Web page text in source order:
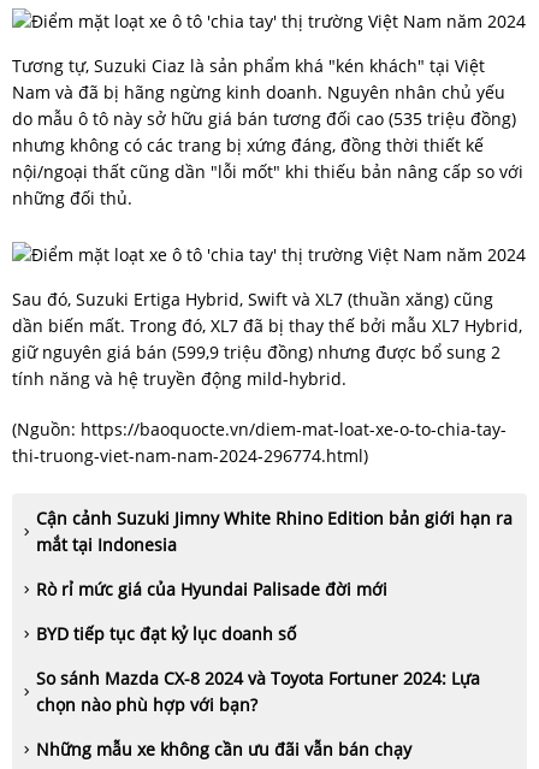
Tương tự, Suzuki Ciaz là sản phẩm khá "kén khách" tại Việt
Nam và đã bị hãng ngừng kinh doanh. Nguyên nhân chủ yếu
do mẫu ô tô này sở hữu giá bán tương đối cao (535 triệu đồng)
nhưng không có các trang bị xứng đáng, đồng thời thiết kế
nội/ngoại thất cũng dần "lỗi mốt" khi thiếu bản nâng cấp so với
những đối thủ.
Sau đó, Suzuki Ertiga Hybrid, Swift và XL7 (thuần xăng) cũng
dần biến mất. Trong đó, XL7 đã bị thay thế bởi mẫu XL7 Hybrid,
giữ nguyên giá bán (599,9 triệu đồng) nhưng được bổ sung 2
tính năng và hệ truyền động mild-hybrid.
(Nguồn: https://baoquocte.vn/diem-mat-loat-xe-o-to-chia-tay-
thi-truong-viet-nam-nam-2024-296774.html)
Cận cảnh Suzuki Jimny White Rhino Edition bản giới hạn ra
mắt tại Indonesia
Rò rỉ mức giá của Hyundai Palisade đời mới
BYD tiếp tục đạt kỷ lục doanh số
So sánh Mazda CX-8 2024 và Toyota Fortuner 2024: Lựa
chọn nào phù hợp với bạn?
Những mẫu xe không cần ưu đãi vẫn bán chạy